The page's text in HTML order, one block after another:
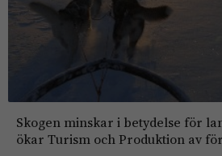
Skogen minskar i betydelse för
ökar Turism och Produktion av